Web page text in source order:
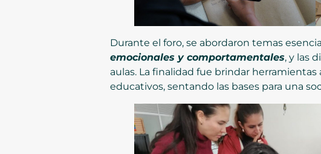
Durante el foro, se abordaron temas
emocionales y comportamentales, y las
aulas. La finalidad fue brindar
educativos, sentando las bases para una